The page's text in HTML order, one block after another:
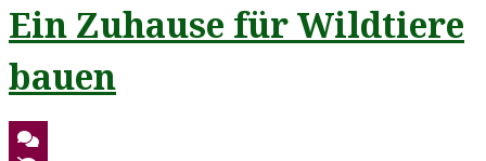
Ein Zuhause für Wildtiere
bauen